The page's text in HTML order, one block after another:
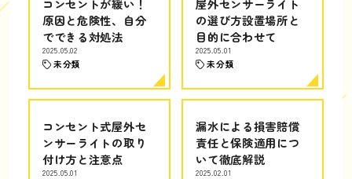
原因と危険性、自分
でできる対処法
2025.05.02
未分類
の選び方設置場所と
目的に合わせて
2025.05.01
未分類
コンセント式屋外セ
ンサーライトの取り
付け方と注意点
2025.05.01
漏水による損害賠償
責任と保険適用につ
いて徹底解説
2025.02.01